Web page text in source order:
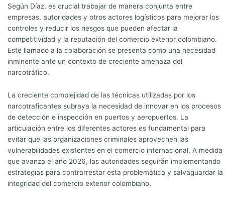
Según Díaz, es crucial trabajar de manera conjunta entre
empresas, autoridades y otros actores logísticos para mejorar los
controles y reducir los riesgos que pueden afectar la
competitividad y la reputación del comercio exterior colombiano.
Este llamado a la colaboración se presenta como una necesidad
inminente ante un contexto de creciente amenaza del
narcotráfico.
La creciente complejidad de las técnicas utilizadas por los
narcotraficantes subraya la necesidad de innovar en los procesos
de detección e inspección en puertos y aeropuertos. La
articulación entre los diferentes actores es fundamental para
evitar que las organizaciones criminales aprovechen las
vulnerabilidades existentes en el comercio internacional. A medida
que avanza el año 2026, las autoridades seguirán implementando
estrategias para contrarrestar esta problemática y salvaguardar la
integridad del comercio exterior colombiano.